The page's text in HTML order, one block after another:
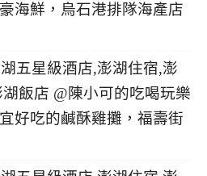
海鮮，烏石港排隊海產店
好吃的鹹酥雞攤，福壽街